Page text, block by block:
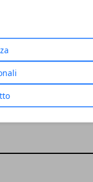
da te - tutorial